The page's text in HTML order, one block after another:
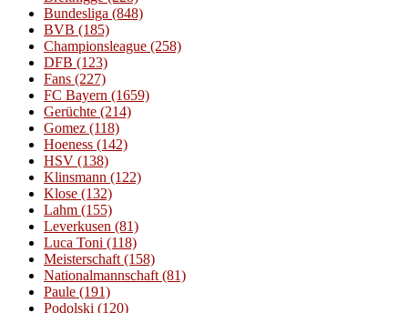
Bundesliga (848)
BVB (185)
Championsleague (258)
DFB (123)
Fans (227)
FC Bayern (1659)
Gerüchte (214)
Gomez (118)
Hoeness (142)
HSV (138)
Klinsmann (122)
Klose (132)
Lahm (155)
Leverkusen (81)
Luca Toni (118)
Meisterschaft (158)
Nationalmannschaft (81)
Paule (191)
Podolski (120)